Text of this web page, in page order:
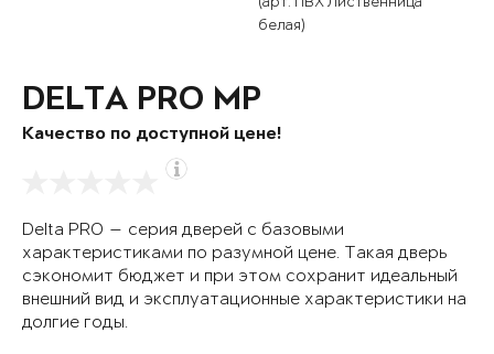
белая)
DELTA PRO MP
Качество по доступной цене!
Delta PRO — серия дверей с базовыми
характеристиками по разумной цене. Такая дверь
сэкономит бюджет и при этом сохранит идеальный
внешний вид и эксплуатационные характеристики на
долгие годы.